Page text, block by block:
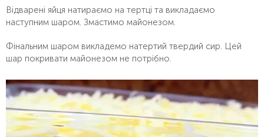
Відварені яйця натираємо на тертці та викладаємо
наступним шаром. Змастимо майонезом.
Фінальним шаром викладемо натертий твердий сир. Цей
шар покривати майонезом не потрібно.